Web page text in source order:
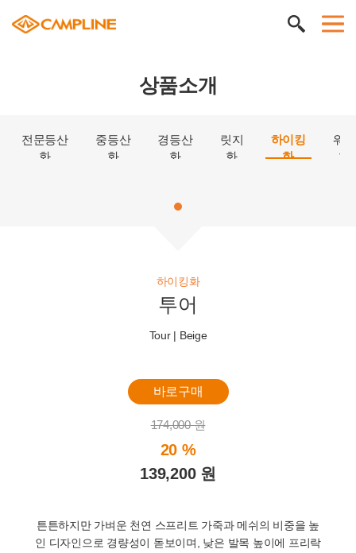
상품소개
전문등산
화
중등산
화
경등산
화
릿지
화
하이킹
화
워킹
화
하이킹화
투어
Tour | Beige
바로구매
174,000 원
20 %
139,200 원
튼튼하지만 가벼운 천연 스프리트 가죽과 메쉬의 비중을 높
인 디자인으로 경량성이 돋보이며, 낮은 발목 높이에 프리락